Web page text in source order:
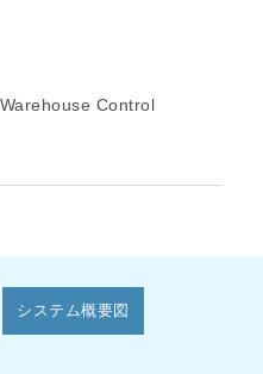
Control
システム概要図